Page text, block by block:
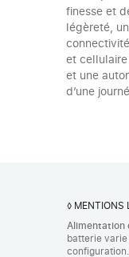
finesse et
légèreté,
et
et une
d’une
◊ MENTIONS
Alimentation
batterie varie